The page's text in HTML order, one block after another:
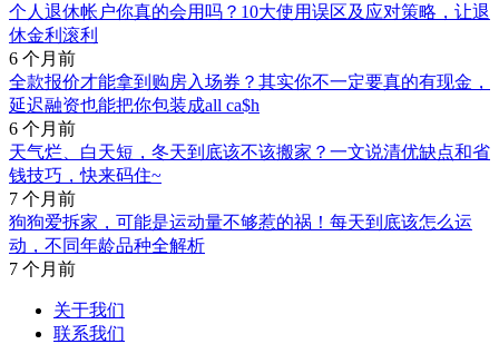
个人退休帐户你真的会用吗？10大使用误区及应对策略，让退
休金利滚利
6 个月前
全款报价才能拿到购房入场券？其实你不一定要真的有现金，
延迟融资也能把你包装成all ca$h
6 个月前
天气烂、白天短，冬天到底该不该搬家？一文说清优缺点和省
钱技巧，快来码住~
7 个月前
狗狗爱拆家，可能是运动量不够惹的祸！每天到底该怎么运
动，不同年龄品种全解析
7 个月前
关于我们
联系我们